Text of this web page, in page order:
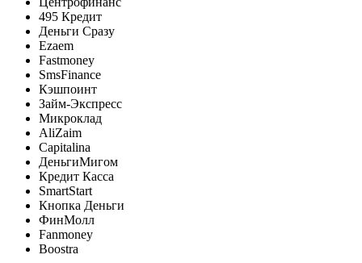
495 Кредит
Деньги Сразу
Ezaem
Fastmoney
SmsFinance
Кэшпоинт
Займ-Экспресс
Микроклад
AliZaim
Capitalina
ДеньгиМигом
Кредит Касса
SmartStart
Кнопка Деньги
ФинМолл
Fanmoney
Boostra